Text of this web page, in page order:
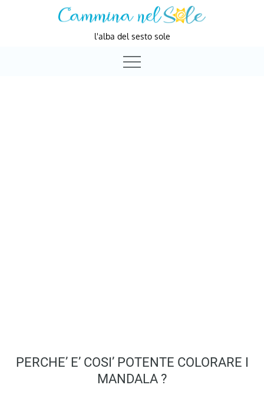
l'alba del sesto sole
PERCHE’ E’ COSI’ POTENTE COLORARE I
MANDALA ?